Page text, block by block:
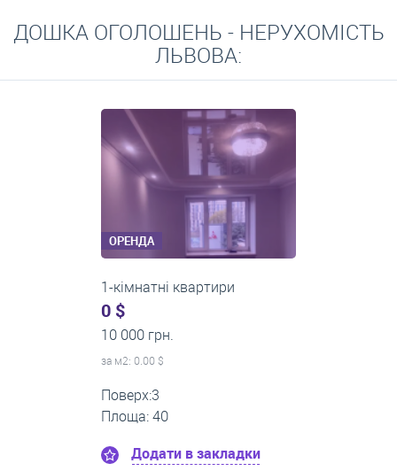
ДОШКА ОГОЛОШЕНЬ - НЕРУХОМІСТЬ
ЛЬВОВА:
ОРЕНДА
2-кімнатні квартири
0 $
16 000 грн.
за м2: 0.00 $
Поверх:11
Площа: 55
Додати в закладки